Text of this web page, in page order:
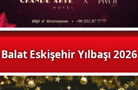
Balat Eskişehir Yılbaşı 2026